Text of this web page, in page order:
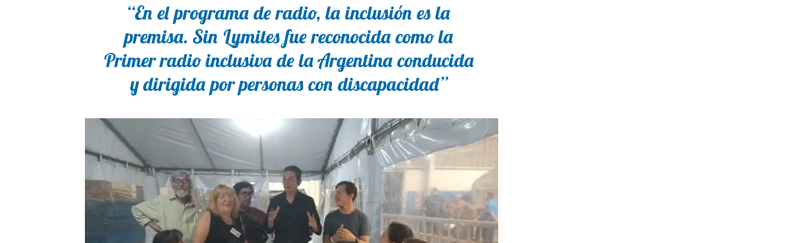
“En el programa de radio, la inclusión es la
premisa. Sin Lymites fue reconocida como la
Primer radio inclusiva de la Argentina conducida
y dirigida por personas con discapacidad”